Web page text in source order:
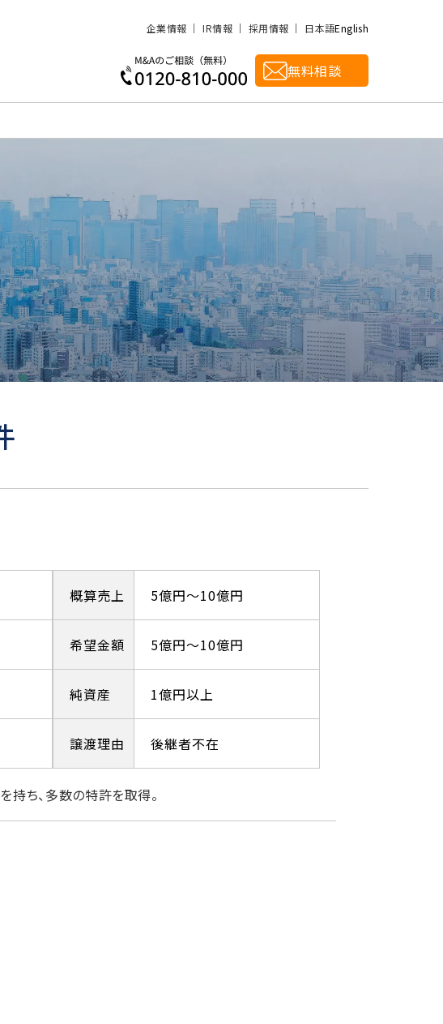
企業情報 IR情報 採用情報 日本語English
無料相談
概算売上 5億円～10億円
希望金額 5億円～10億円
純資産 1億円以上
譲渡理由 後継者不在
ち、多数の特許を取得。